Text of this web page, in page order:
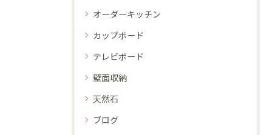
オーダーキッチン
カップボード
テレビボード
壁面収納
天然石
ブログ